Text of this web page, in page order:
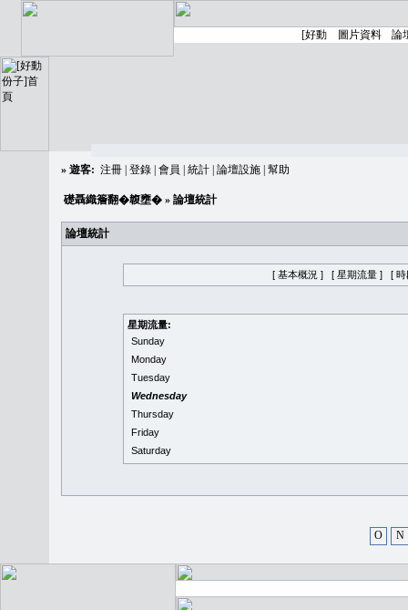
» 遊客: 注冊 登錄 會員 統計 論壇設施 幫助
礎聶織簷翻�䪖壅� » 論壇統計
論壇統計
[ 基本概況 ] [ 星期流量 ] [ 時
星期流量:
Sunday
Monday
Tuesday
Wednesday
Thursday
Friday
Saturday
O N